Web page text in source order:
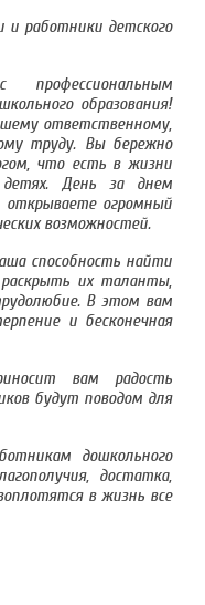
и работники детского
образования!
ответственному,
труду. Вы бережно
что есть в жизни
детях. День за днем
открываете огромный
возможностей.
способность найти
их таланты,
В этом вам
и бесконечная
вам радость
будут поводом для
дошкольного
достатка,
в жизнь все